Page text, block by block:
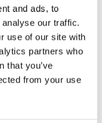
and ads, to
our traffic.
use of our site with
partners who
that you’ve
from your use
2,0 °DEG
3.000
U/min
3.000
U/min